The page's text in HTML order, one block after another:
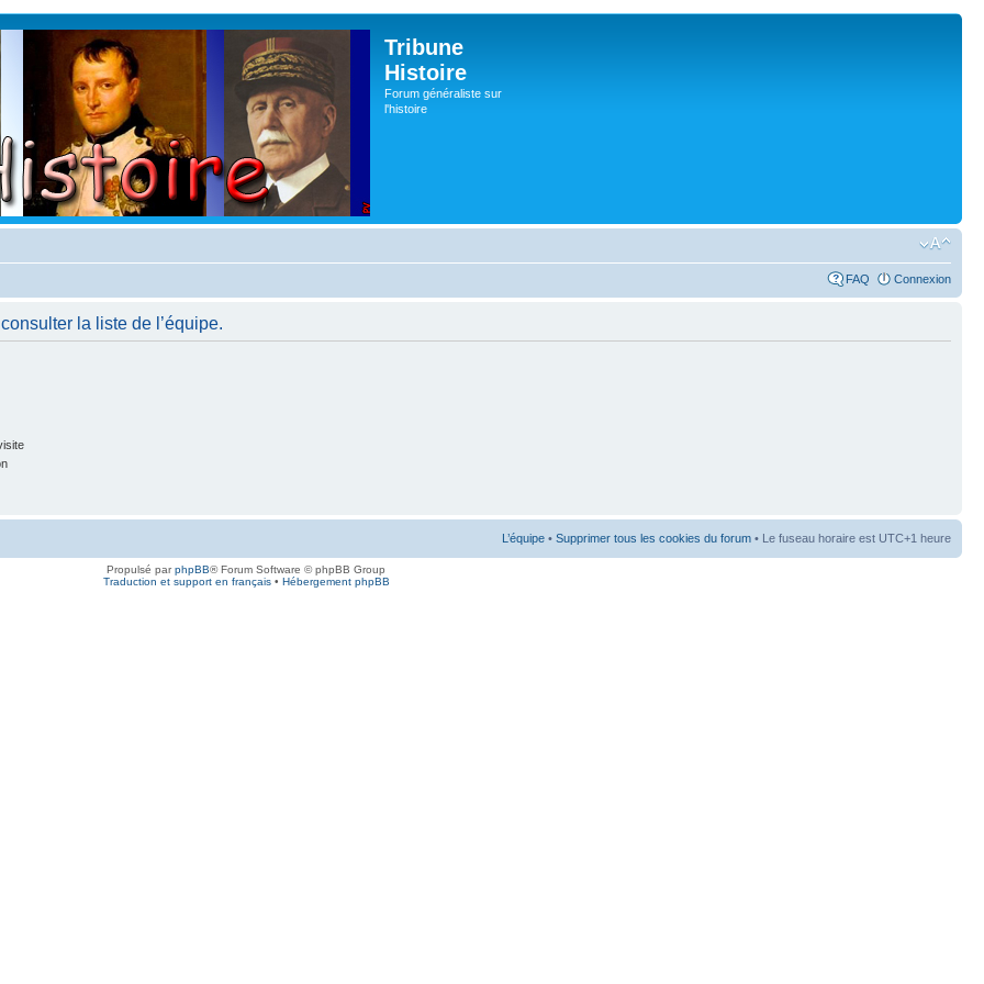
Tribune
Histoire
Forum généraliste sur
l'histoire
FAQ Connexion
la liste de l’équipe.
L’équipe • Supprimer tous les cookies du forum • Le fuseau horaire est UTC+1 heure
Propulsé parphpBB® Forum Software © phpBB Group
Traduction et support en français• Hébergement phpBB